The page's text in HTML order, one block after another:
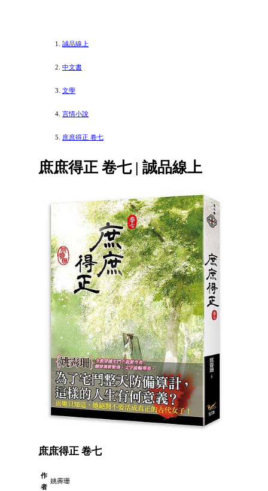
誠品線上
中文書
文學
言情小說
庶庶得正 卷七
庶庶得正 卷七 | 誠品線上
庶庶得正 卷七
作
者
姚霽珊